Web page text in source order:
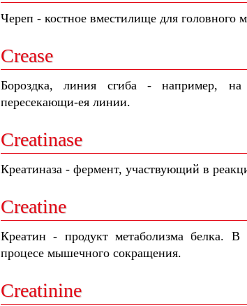
Череп - костное вместилище для головного
Crease
Бороздка, линия сгиба - например,
пересекающи-ея линии.
Creatinase
Креатиназа - фермент, участвующий в
Creatine
Креатин - продукт метаболизма белка.
процесе мышечного сокращения.
Creatinine